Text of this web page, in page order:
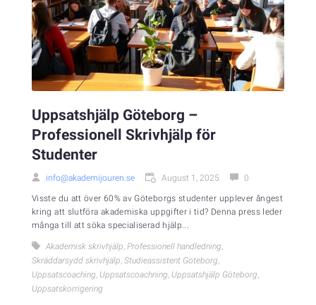
Uppsatshjälp Göteborg –
Professionell Skrivhjälp för
Studenter
info@akademijouren.se August 1, 2025 0
Visste du att över 60% av Göteborgs studenter upplever ångest
kring att slutföra akademiska uppgifter i tid? Denna press leder
många till att söka specialiserad hjälp...
Akademisk skrivhjälp, Professionell handledning,
Skräddarsydd skrivhjälp, Studieassistent Göteborg,
Uppsatscoaching, Uppsatscoachning, Uppsatshjälp Göteborg,
Uppsatskorrigering